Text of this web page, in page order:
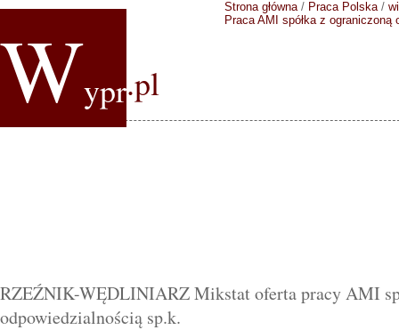
Wypr.pl
Strona główna/ Praca Polska/
Praca AMI spółka z
RZEŹNIK-WĘDLINIARZ Mikstat oferta pracy AMI
odpowiedzialnością sp.k.